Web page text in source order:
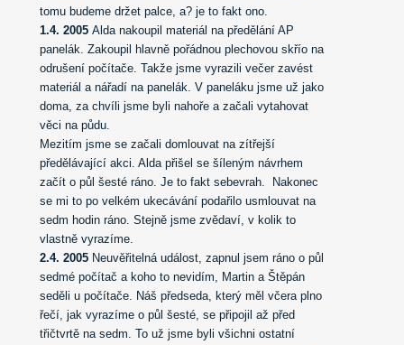
tomu budeme držet palce, a? je to fakt ono.
1.4. 2005 Alda nakoupil materiál na předělání AP
panelák. Zakoupil hlavně pořádnou plechovou skřío na
odrušení počítače. Takže jsme vyrazili večer zavést
materiál a nářadí na panelák. V paneláku jsme už jako
doma, za chvíli jsme byli nahoře a začali vytahovat
věci na půdu.
Mezitím jsme se začali domlouvat na zítřejší
předělávající akci. Alda přišel se šíleným návrhem
začít o půl šesté ráno. Je to fakt sebevrah.
Nakonec
se mi to po velkém ukecávání podařilo usmlouvat na
sedm hodin ráno. Stejně jsme zvědaví, v kolik to
vlastně vyrazíme.
2.4. 2005 Neuvěřitelná událost, zapnul jsem ráno o půl
sedmé počítač a koho to nevidím, Martin a Štěpán
seděli u počítače. Náš předseda, který měl včera plno
řečí, jak vyrazíme o půl šesté, se připojil až před
třičtvrtě na sedm. To už jsme byli všichni ostatní